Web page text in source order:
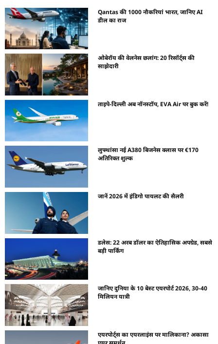
Qantas की 1000 नौकरियां भारत, जानिए AI
डील का राज
ओबेरॉय की वेलनेस छलांग: 20 रिसॉर्ट्स की
साझेदारी
ताइपे-दिल्ली अब नॉनस्टॉप, EVA Air पर बुक करें!
लुफ्थांसा नई A380 बिजनेस क्लास पर €170
अतिरिक्त शुल्क
जानें 2026 में इंडिगो पायलट की सैलरी
डलेस: 22 अरब डॉलर का ऐतिहासिक अपग्रेड, सबसे
बड़ी पार्किंग
जानिए दुनिया के 10 बेस्ट एयरपोर्ट 2026, 30-40
मिलियन यात्री
एयरपोर्ट्स का एयरलाइंस पर मालिकाना? अकासा